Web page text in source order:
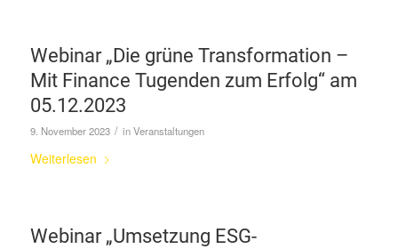
Webinar „Die grüne Transformation –
Mit Finance Tugenden zum Erfolg“ am
05.12.2023
9. November 2023 / inVeranstaltungen
Weiterlesen
Webinar „Umsetzung ESG-